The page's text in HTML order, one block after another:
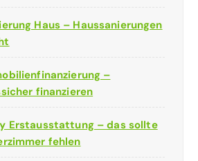
Haus – Haussanierungen
–
finanzieren
Erstausstattung – das sollte
fehlen